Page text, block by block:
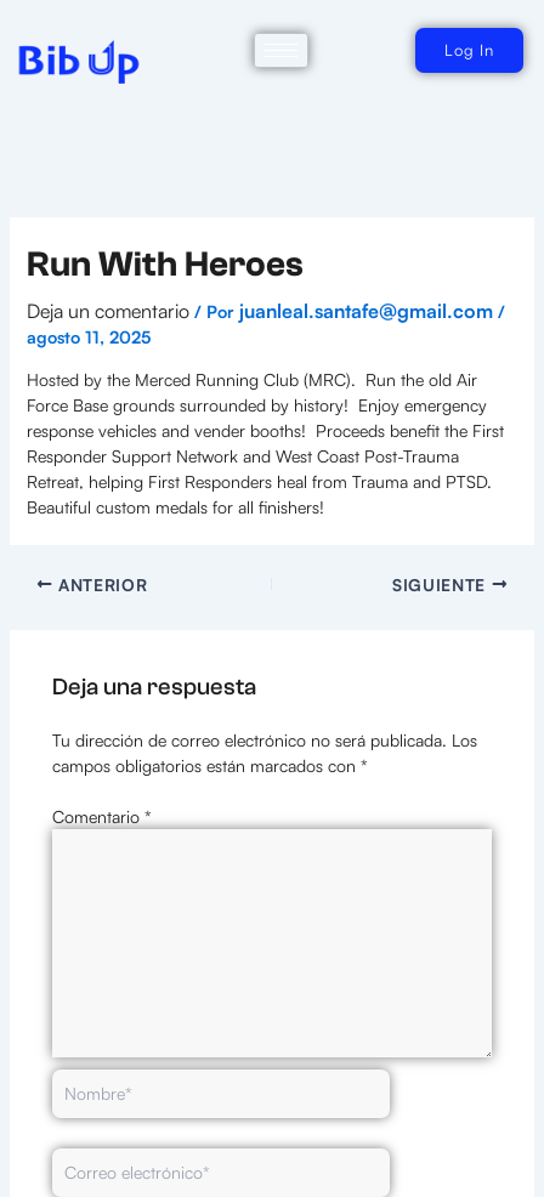
contenido
Log In
Run With Heroes
Deja un comentario / Por juanleal.santafe@gmail.com /
agosto 11, 2025
Hosted by the Merced Running Club (MRC). Run the old Air
Force Base grounds surrounded by history! Enjoy emergency
response vehicles and vender booths! Proceeds benefit the First
Responder Support Network and West Coast Post-Trauma
Retreat, helping First Responders heal from Trauma and PTSD.
Beautiful custom medals for all finishers!
ANTERIOR SIGUIENTE
Deja una respuesta
Tu dirección de correo electrónico no será publicada. Los
campos obligatorios están marcados con *
Comentario *
Nombre*
Correo
electrónico*